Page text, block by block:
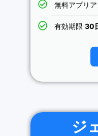
無料アプリ
有効期限30
ジ